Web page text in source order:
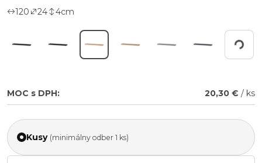
120
24 4cm Working...
MOC s DPH: 20,30 € / ks
Kusy (minimálny odber 1 ks)